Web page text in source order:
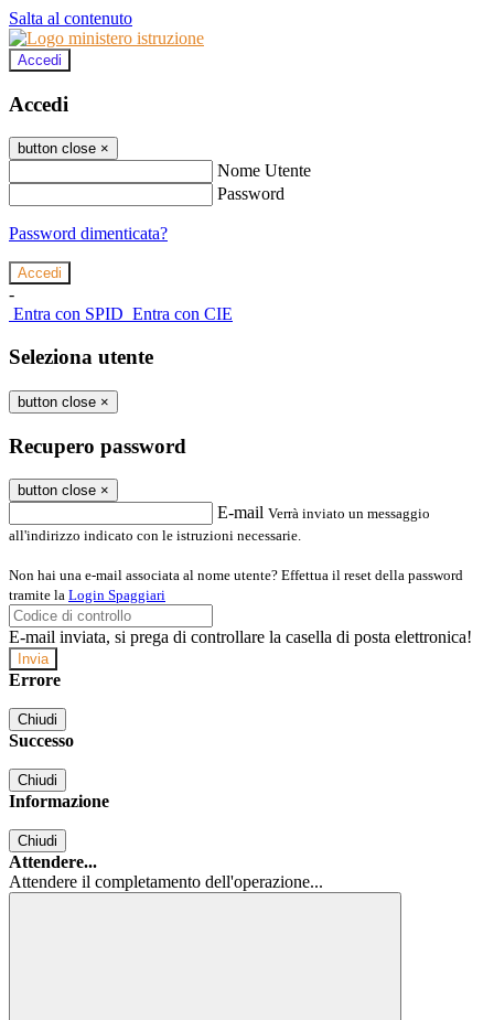
Salta al contenuto
Accedi
Accedi
button close ×
Nome Utente
Password
Password dimenticata?
-
Entra con SPID Entra con CIE
Seleziona utente
button close ×
Recupero password
button close ×
E-mail Verrà inviato un messaggio
all'indirizzo indicato con le istruzioni necessarie.
Non hai una e-mail associata al nome utente? Effettua il reset della password
tramite la Login Spaggiari
E-mail inviata, si prega di controllare la casella di posta elettronica!
Errore
Chiudi
Successo
Chiudi
Informazione
Chiudi
Attendere...
Attendere il completamento dell'operazione...